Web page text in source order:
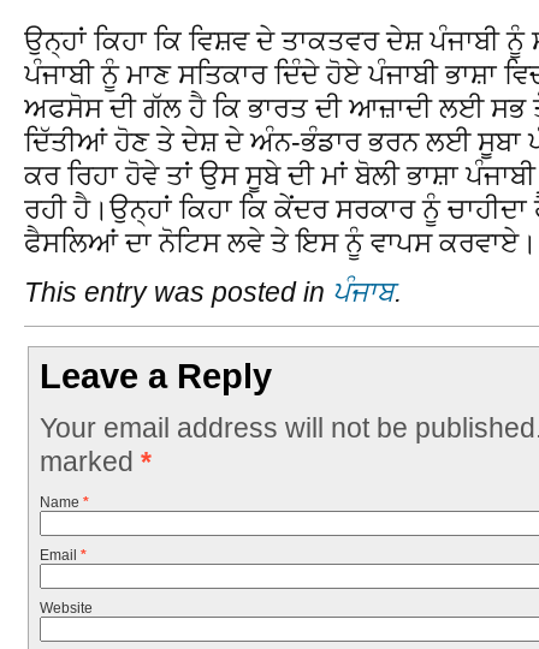
ਉਨ੍ਹਾਂ ਕਿਹਾ ਕਿ ਵਿਸ਼ਵ ਦੇ ਤਾਕਤਵਰ ਦੇਸ਼ ਪੰਜਾਬੀ
ਪੰਜਾਬੀ ਨੂੰ ਮਾਣ ਸਤਿਕਾਰ ਦਿੰਦੇ ਹੋਏ ਪੰਜਾਬੀ ਭਾਸ਼ਾ
ਅਫਸੋਸ ਦੀ ਗੱਲ ਹੈ ਕਿ ਭਾਰਤ ਦੀ ਆਜ਼ਾਦੀ ਲਈ
ਦਿੱਤੀਆਂ ਹੋਣ ਤੇ ਦੇਸ਼ ਦੇ ਅੰਨ-ਭੰਡਾਰ ਭਰਨ ਲਈ ਸੂਬਾ
ਕਰ ਰਿਹਾ ਹੋਵੇ ਤਾਂ ਉਸ ਸੂਬੇ ਦੀ ਮਾਂ ਬੋਲੀ ਭਾਸ਼ਾ
ਰਹੀ ਹੈ।ਉਨ੍ਹਾਂ ਕਿਹਾ ਕਿ ਕੇਂਦਰ ਸਰਕਾਰ ਨੂੰ
ਫੈਸਲਿਆਂ ਦਾ ਨੋਟਿਸ ਲਵੇ ਤੇ ਇਸ ਨੂੰ ਵਾਪਸ ਕਰਵਾਏ।
This entry was posted in ਪੰਜਾਬ.
Leave a Reply
Your email address will not be
marked *
Name *
Email *
Website